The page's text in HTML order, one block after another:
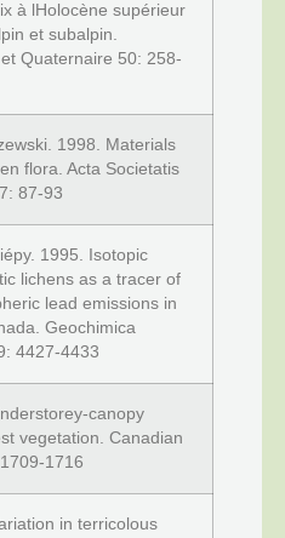
à lHolocène supérieur
et subalpin.
Quaternaire 50: 258-
1998. Materials
flora. Acta Societatis
87-93
1995. Isotopic
lichens as a tracer of
lead emissions in
Geochimica
4427-4433
canopy
vegetation. Canadian
1716
in terricolous